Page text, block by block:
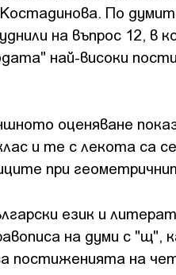
Костадинова. По
на въпрос 12,
най-високи
оценяване
и те с лекота са
при
език и
на думи с "щ",
постиженията на